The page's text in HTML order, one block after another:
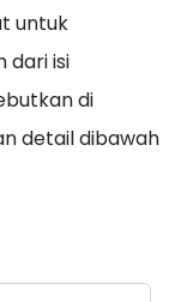
untuk
dari isi
di
detail dibawah